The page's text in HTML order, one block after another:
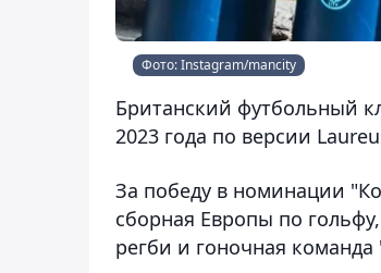
Фото: Instagram/mancity
Британский футбольный
2023 года по версии
За победу в номинации
сборная Европы по
регби и гоночная команда